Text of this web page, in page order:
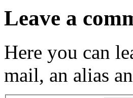
Leave a
Here you can
mail, an alias